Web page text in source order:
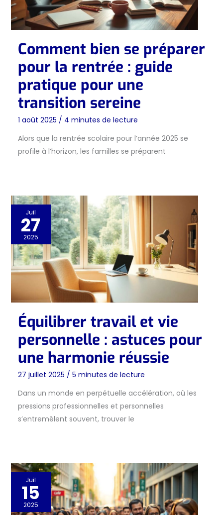
Comment bien se préparer
pour la rentrée : guide
pratique pour une
transition sereine
1 août 2025 / 4 minutes de lecture
Alors que la rentrée scolaire pour l’année 2025 se
profile à l’horizon, les familles se préparent
Juil
27
2025
Équilibrer travail et vie
personnelle : astuces pour
une harmonie réussie
27 juillet 2025 / 5 minutes de lecture
Dans un monde en perpétuelle accélération, où les
pressions professionnelles et personnelles
s’entremêlent souvent, trouver le
Juil
15
2025